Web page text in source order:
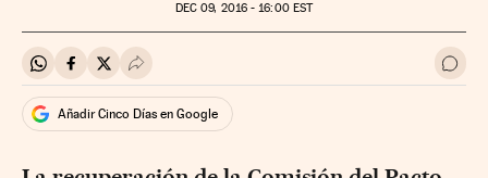
DEC 09, 2016 - 16:00EST
Compartir en Whatsapp
Compartir en Facebook
Compartir en Twitter
Desplegar Redes Sociales Ir a
Añadir Cinco Días en Google